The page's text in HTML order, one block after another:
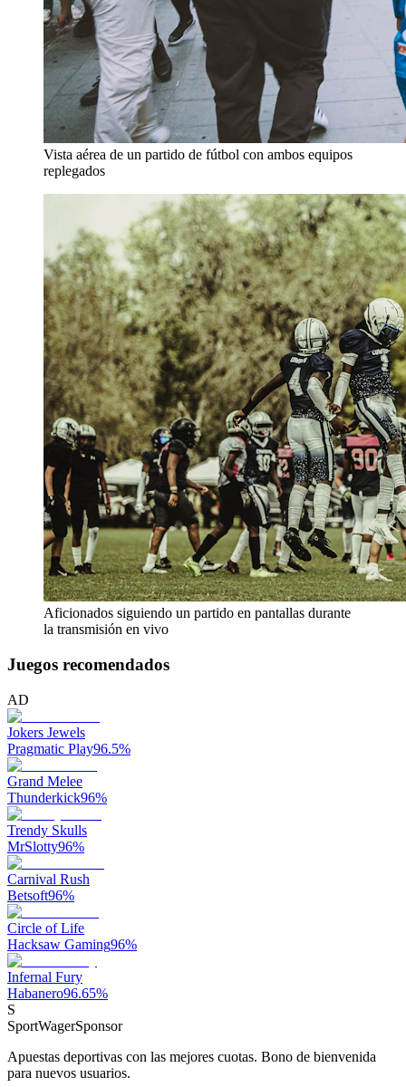
Vista aérea de un partido de fútbol con ambos equipos
replegados
Aficionados siguiendo un partido en pantallas durante
la transmisión en vivo
Juegos recomendados
AD
Jokers Jewels
Pragmatic Play96.5%
Grand Melee
Thunderkick96%
Trendy Skulls
MrSlotty96%
Carnival Rush
Betsoft96%
Circle of Life
Hacksaw Gaming96%
Infernal Fury
Habanero96.65%
S
SportWagerSponsor
Apuestas deportivas con las mejores cuotas. Bono de bienvenida
para nuevos usuarios.